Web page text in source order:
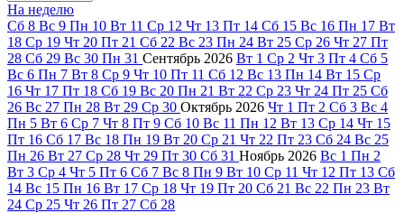
На неделю
Сб 8 Вс 9 Пн 10 Вт 11 Ср 12 Чт 13 Пт 14 Сб 15 Вс 16 Пн 17 Вт
18 Ср 19 Чт 20 Пт 21 Сб 22 Вс 23 Пн 24 Вт 25 Ср 26 Чт 27 Пт
28 Сб 29 Вс 30 Пн 31 Сентябрь 2026 Вт 1 Ср 2 Чт 3 Пт 4 Сб 5
Вс 6 Пн 7 Вт 8 Ср 9 Чт 10 Пт 11 Сб 12 Вс 13 Пн 14 Вт 15 Ср
16 Чт 17 Пт 18 Сб 19 Вс 20 Пн 21 Вт 22 Ср 23 Чт 24 Пт 25 Сб
26 Вс 27 Пн 28 Вт 29 Ср 30 Октябрь 2026 Чт 1 Пт 2 Сб 3 Вс 4
Пн 5 Вт 6 Ср 7 Чт 8 Пт 9 Сб 10 Вс 11 Пн 12 Вт 13 Ср 14 Чт 15
Пт 16 Сб 17 Вс 18 Пн 19 Вт 20 Ср 21 Чт 22 Пт 23 Сб 24 Вс 25
Пн 26 Вт 27 Ср 28 Чт 29 Пт 30 Сб 31 Ноябрь 2026 Вс 1 Пн 2
Вт 3 Ср 4 Чт 5 Пт 6 Сб 7 Вс 8 Пн 9 Вт 10 Ср 11 Чт 12 Пт 13 Сб
14 Вс 15 Пн 16 Вт 17 Ср 18 Чт 19 Пт 20 Сб 21 Вс 22 Пн 23 Вт
24 Ср 25 Чт 26 Пт 27 Сб 28